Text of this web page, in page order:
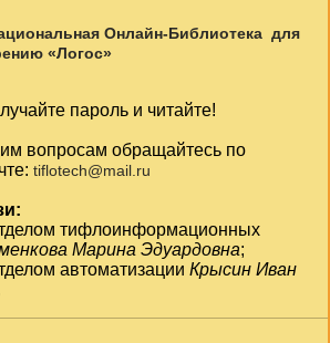
Онлайн-Библиотека для
«Логос»
пароль и читайте!
вопросам обращайтесь по
tiflotech@mail.ru
тифлоинформационных
Марина Эдуардовна;
автоматизации Крысин Иван